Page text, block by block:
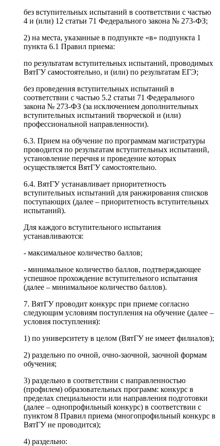
без вступительных испытаний в соответствии с частью
4 и (или) 12 статьи 71 Федерального закона № 273-ФЗ;
2) на места, указанные в подпункте «в» подпункта 1
пункта 6.1 Правил приема:
по результатам вступительных испытаний, проводимых
ВятГУ самостоятельно, и (или) по результатам ЕГЭ;
без проведения вступительных испытаний в
соответствии с частью 5.2 статьи 71 Федерального
закона № 273-ФЗ (за исключением дополнительных
вступительных испытаний творческой и (или)
профессиональной направленности).
6.3. Прием на обучение по программам магистратуры
проводится по результатам вступительных испытаний,
установление перечня и проведение которых
осуществляется ВятГУ самостоятельно.
6.4. ВятГУ устанавливает приоритетность
вступительных испытаний для ранжирования списков
поступающих (далее – приоритетность вступительных
испытаний).
Для каждого вступительного испытания
устанавливаются:
- максимальное количество баллов;
- минимальное количество баллов, подтверждающее
успешное прохождение вступительного испытания
(далее – минимальное количество баллов).
7. ВятГУ проводит конкурс при приеме согласно
следующим условиям поступления на обучение (далее –
условия поступления):
1) по университету в целом (ВятГУ не имеет филиалов);
2) раздельно по очной, очно-заочной, заочной формам
обучения;
3) раздельно в соответствии с направленностью
(профилем) образовательных программ: конкурс в
пределах специальности или направления подготовки
(далее – однопрофильный конкурс) в соответствии с
пунктом 8 Правил приема (многопрофильный конкурс в
ВятГУ не проводится);
4) раздельно: